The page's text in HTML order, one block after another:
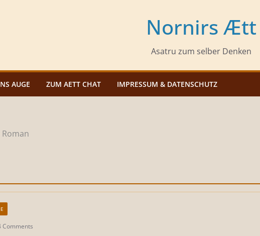
Nornirs Ætt
Asatru zum selber Denken
AUGE ZUM AETT CHAT IMPRESSUM & DATENSCHUTZ
Roman
Comments